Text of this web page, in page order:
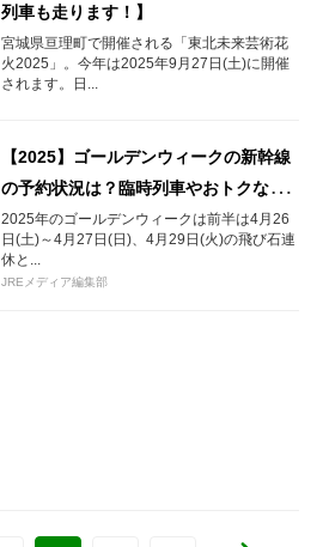
列車も走ります！】
宮城県亘理町で開催される「東北未来芸術花
火2025」。今年は2025年9月27日(土)に開催
されます。日...
【2025】ゴールデンウィークの新幹線
の予約状況は？臨時列車やおトクなき
っぷをご案内
2025年のゴールデンウィークは前半は4月26
日(土)～4月27日(日)、4月29日(火)の飛び石連
休と...
JREメディア編集部